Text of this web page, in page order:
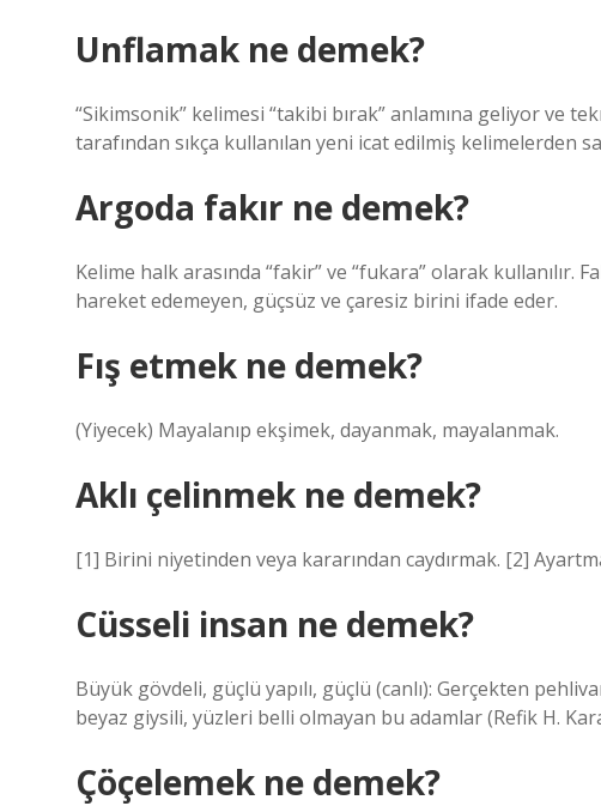
Unflamak ne demek?
“Sikimsonik” kelimesi “takibi bırak” anlamına geliyor ve
tarafından sıkça kullanılan yeni icat edilmiş kelimelerden
Argoda fakır ne demek?
Kelime halk arasında “fakir” ve “fukara” olarak
hareket edemeyen, güçsüz ve çaresiz birini ifade eder.
Fış etmek ne demek?
(Yiyecek) Mayalanıp ekşimek, dayanmak, mayalanmak.
Aklı çelinmek ne demek?
[1] Birini niyetinden veya kararından caydırmak. [2]
Cüsseli insan ne demek?
Büyük gövdeli, güçlü yapılı, güçlü (canlı): Gerçekten
beyaz giysili, yüzleri belli olmayan bu adamlar (Refik H.
Çöçelemek ne demek?